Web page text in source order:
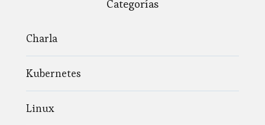
Categorías
Charla
Kubernetes
Linux